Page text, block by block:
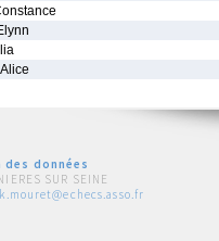
données
SUR SEINE